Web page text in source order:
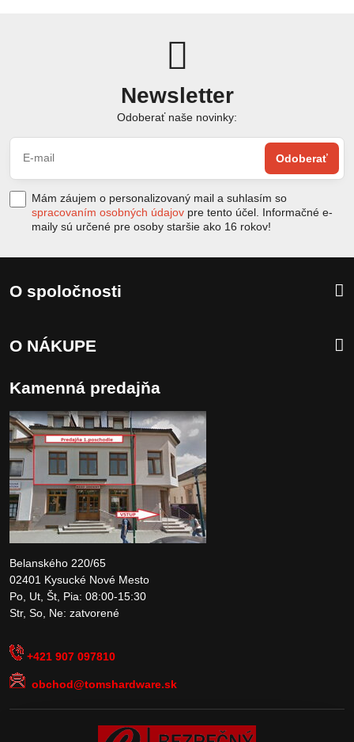
Newsletter
Odoberať naše novinky:
Odoberať
Mám záujem o personalizovaný mail a suhlasím so
spracovaním osobných údajov pre tento účel. Informačné e-
maily sú určené pre osoby staršie ako 16 rokov!
O spoločnosti
O NÁKUPE
Kamenná predajňa
Belanského 220/65
02401 Kysucké Nové Mesto
Po, Ut, Št, Pia: 08:00-15:30
Str, So, Ne: zatvorené
+421 907 097810
obchod@tomshardware.sk